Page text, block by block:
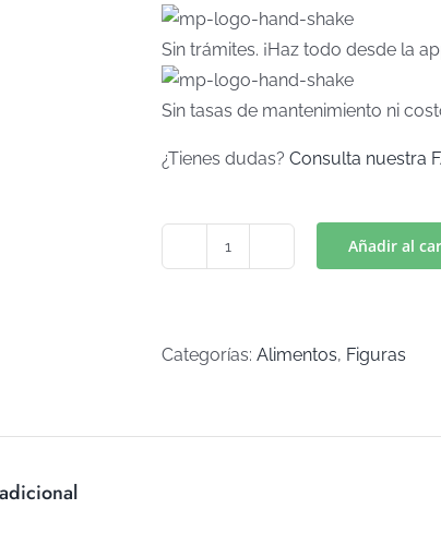
Sin trámites. ¡Haz todo desde la
Sin tasas de mantenimiento ni
¿Tienes dudas? Consulta nuestra
(Art
cantidad
Añadir al
Categorías: Alimentos, Figuras